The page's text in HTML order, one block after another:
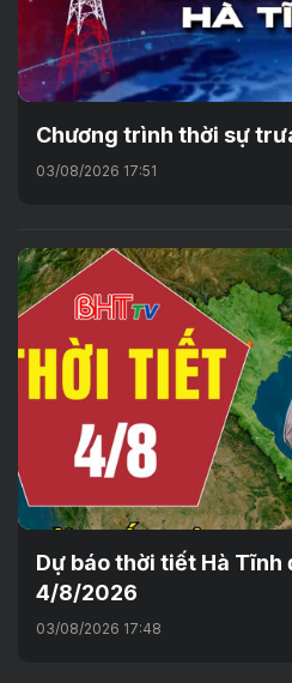
Chương trình thời sự
03/08/2026 17:51
Dự báo thời tiết Hà
4/8/2026
03/08/2026 17:48